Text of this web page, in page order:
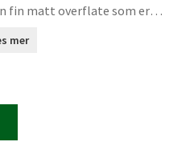
fin matt overflate som er
et ypperlig valg for ethvert
mer